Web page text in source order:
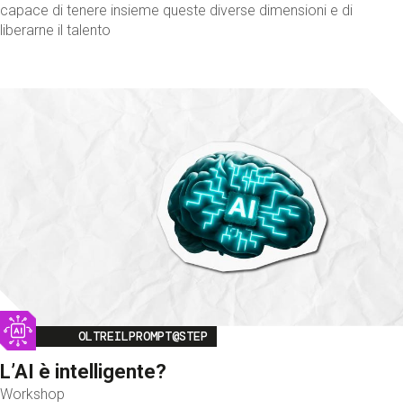
capace di tenere insieme queste diverse dimensioni e di
liberarne il talento
Image
OLTREILPROMPT@STEP
L’AI è intelligente?
Workshop